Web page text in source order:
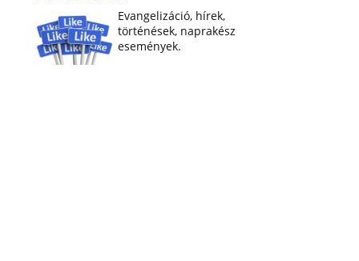
Evangelizáció, hírek,
történések, naprakész
események.